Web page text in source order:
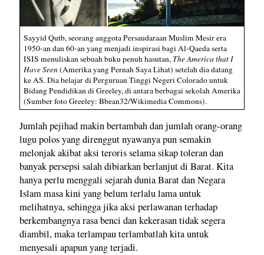
Sayyid Qutb, seorang anggota Persaudaraan Muslim Mesir era
1950-an dan 60-an yang menjadi inspirasi bagi Al-Qaeda serta
ISIS menuliskan sebuah buku penuh hasutan, The America that I
Have Seen(Amerika yang Pernah Saya Lihat) setelah dia datang
ke AS. Dia belajar di Perguruan Tinggi Negeri Colorado untuk
Bidang Pendidikan di Greeley, di antara berbagai sekolah Amerika
(Sumber foto Greeley: Bbean32/Wikimedia Commons).
Jumlah pejihad makin bertambah dan jumlah orang-orang
lugu polos yang direnggut nyawanya pun semakin
melonjak akibat aksi teroris selama sikap toleran dan
banyak persepsi salah dibiarkan berlanjut di Barat. Kita
hanya perlu menggali sejarah dunia Barat dan Negara
Islam masa kini yang belum terlalu lama untuk
melihatnya, sehingga jika aksi perlawanan terhadap
berkembangnya rasa benci dan kekerasan tidak segera
diambil, maka terlampau terlambatlah kita untuk
menyesali apapun yang terjadi.